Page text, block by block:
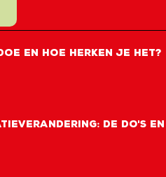
en hoe herken je het?
de do's